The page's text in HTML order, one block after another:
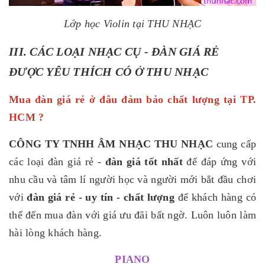
Lớp học Violin tại THU NHẠC
III. CÁC LOẠI NHẠC CỤ - ĐÀN GIÁ RẺ
ĐƯỢC YÊU THÍCH CÓ Ở THU NHẠC
Mua đàn giá rẻ ở đâu đảm bảo chất lượng tại TP.
HCM ?
CÔNG TY TNHH ÂM NHẠC THU NHẠC cung cấp
các loại đàn giá rẻ - đàn giá tốt nhấtđể đáp ứng với
nhu cầu và tâm lí người học và người mới bắt đầu chơi
vớiđàn giá rẻ - uy tín - chất lượng để khách hàng có
thể đến mua đàn với giá ưu đãi bất ngờ. Luôn luôn làm
hài lòng khách hàng.
PIANO